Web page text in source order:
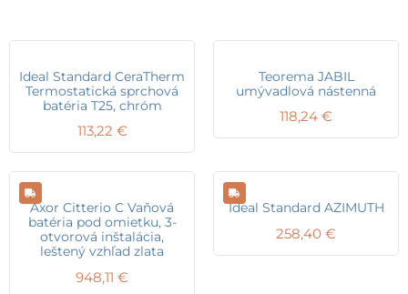
Ideal Standard CeraTherm
Termostatická sprchová
batéria T25, chróm
113,22 €
Teorema JABIL
umývadlová nástenná
118,24 €
Axor Citterio C Vaňová
batéria pod omietku, 3-
otvorová inštalácia,
leštený vzhľad zlata
948,11 €
Ideal Standard AZIMUTH
258,40 €